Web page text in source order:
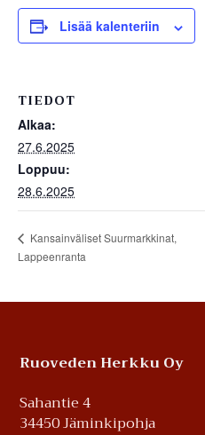
Lisää kalenteriin
TIEDOT
Alkaa:
27.6.2025
Loppuu:
28.6.2025
Kansainväliset Suurmarkkinat,
Lappeenranta
Footer
Ruoveden Herkku Oy
Sahantie 4
34450 Jäminkipohja